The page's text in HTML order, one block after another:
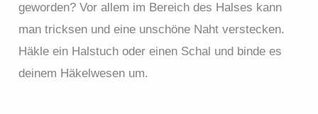
geworden? Vor allem im Bereich des Halses kann
man tricksen und eine unschöne Naht verstecken.
Häkle ein Halstuch oder einen Schal und binde es
deinem Häkelwesen um.